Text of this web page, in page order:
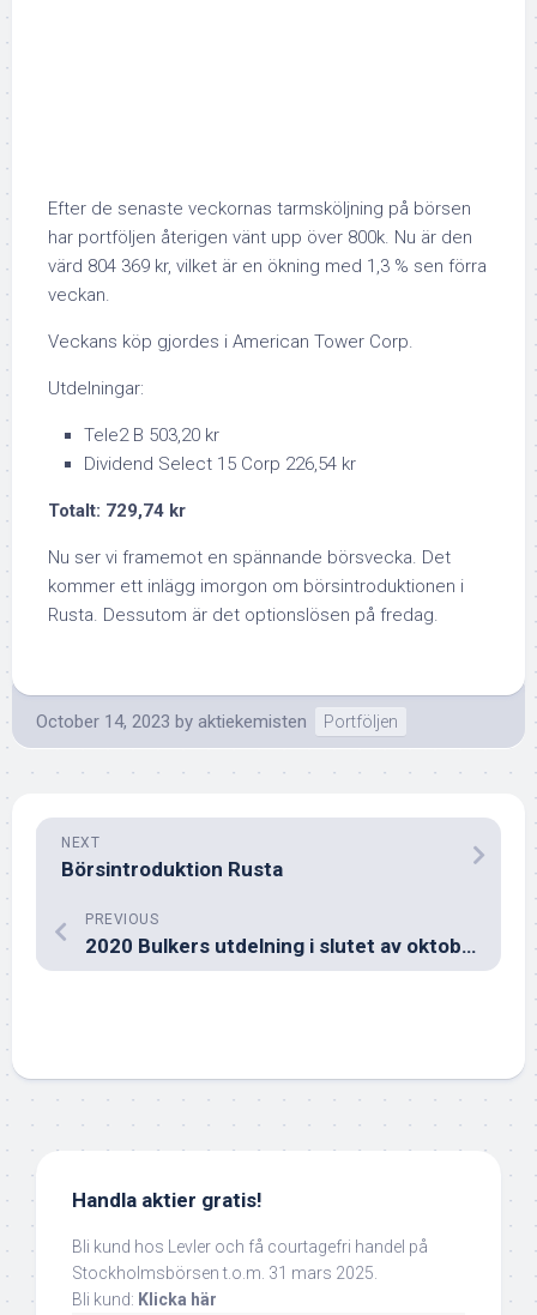
Efter de senaste veckornas tarmsköljning på börsen
har portföljen återigen vänt upp över 800k. Nu är den
värd 804 369 kr, vilket är en ökning med 1,3 % sen förra
veckan.
Veckans köp gjordes i American Tower Corp.
Utdelningar:
Tele2 B 503,20 kr
Dividend Select 15 Corp 226,54 kr
Totalt: 729,74 kr
Nu ser vi framemot en spännande börsvecka. Det
kommer ett inlägg imorgon om börsintroduktionen i
Rusta. Dessutom är det optionslösen på fredag.
October 14, 2023 by aktiekemisten Portföljen
NEXT
Börsintroduktion Rusta
PREVIOUS
2020 Bulkers utdelning i slutet av oktober 2023
Handla aktier gratis!
Bli kund hos Levler och få courtagefri handel på
Stockholmsbörsen t.o.m. 31 mars 2025.
Bli kund: Klicka här